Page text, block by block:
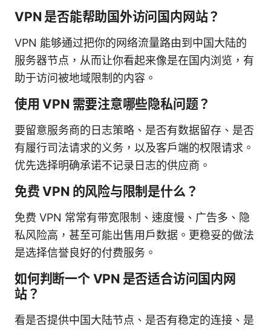
VPN 是否能帮助国外访问国内网站？
VPN 能够通过把你的网络流量路由到中国大陆的
服务器节点，从而让你看起来像是在国内浏览，有
助于访问被地域限制的内容。
使用 VPN 需要注意哪些隐私问题？
要留意服务商的日志策略、是否有数据留存、是否
有履行司法请求的义务，以及客户端的权限请求。
优先选择明确承诺不记录日志的供应商。
免费 VPN 的风险与限制是什么？
免费 VPN 常常有带宽限制、速度慢、广告多、隐
私风险高，甚至可能出售用户数据。更稳妥的做法
是选择信誉良好的付费服务。
如何判断一个 VPN 是否适合访问国内网
站？
看是否提供中国大陆节点、是否有稳定的连接、是